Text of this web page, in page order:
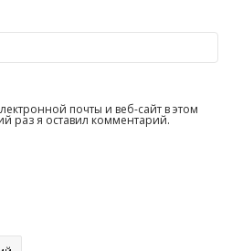
почты и веб-сайт в этом
раз я оставил комментарий.